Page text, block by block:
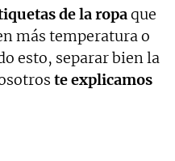
de la ropaque
más temperatura o
esto, separar bien la
te explicamos